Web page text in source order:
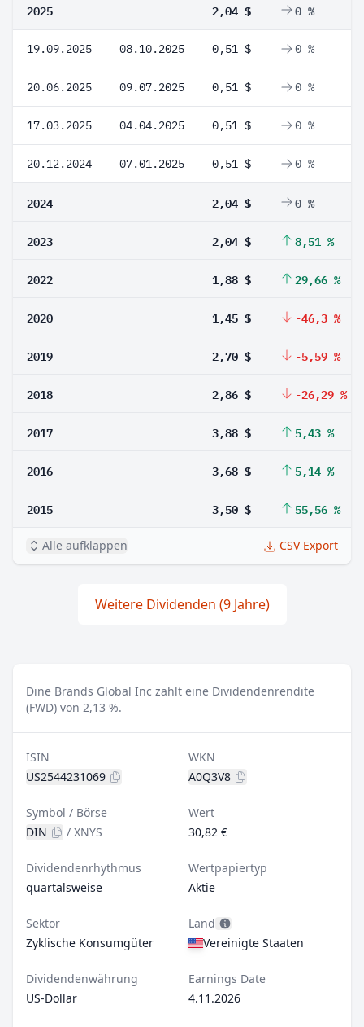
2025 2,04 $ 0 %
19.09.2025 08.10.2025 0,51 $ 0 %
20.06.2025 09.07.2025 0,51 $ 0 %
17.03.2025 04.04.2025 0,51 $ 0 %
20.12.2024 07.01.2025 0,51 $ 0 %
2024 2,04 $ 0 %
2023 2,04 $ 8,51 %
2022 1,88 $ 29,66 %
2020 1,45 $ -46,3 %
2019 2,70 $ -5,59 %
2018 2,86 $ -26,29 %
2017 3,88 $ 5,43 %
2016 3,68 $ 5,14 %
2015 3,50 $ 55,56 %
Alle aufklappen CSV Export
Weitere Dividenden (9 Jahre)
Dine Brands Global Inc zahlt eine Dividendenrendite
(FWD) von 2,13 %.
ISIN
US2544231069
WKN
A0Q3V8
Symbol / Börse
DIN
/ XNYS
Wert
30,82 €
Dividendenrhythmus
quartalsweise
Wertpapiertyp
Aktie
Sektor
Zyklische Konsumgüter
Land
Vereinigte Staaten
Dividendenwährung
US-Dollar
Earnings Date
4.11.2026